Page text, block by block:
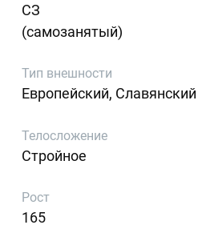
СЗ
(самозанятый)
Тип внешности
Европейский, Славянский
Телосложение
Стройное
Рост
165